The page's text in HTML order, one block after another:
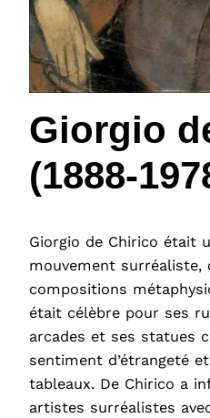
Giorgio
(1888-
Giorgio de Chirico était
mouvement surréaliste,
compositions
était célèbre pour ses
arcades et ses statues
sentiment d’étrangeté
tableaux. De Chirico a
artistes surréalistes